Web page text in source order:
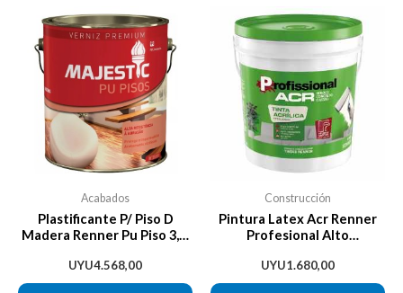
Acabados
Plastificante P/ Piso D
Madera Renner Pu Piso 3,6l
UYU4.568,00
Construcción
Pintura Latex Acr Renner
Profesional Alto
UYU1.680,00